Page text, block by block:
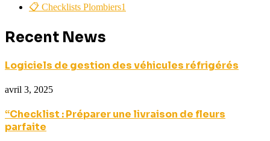
📋 Checklists Plombiers1
Recent News
Logiciels de gestion des véhicules réfrigérés
avril 3, 2025
“Checklist : Préparer une livraison de fleurs
parfaite